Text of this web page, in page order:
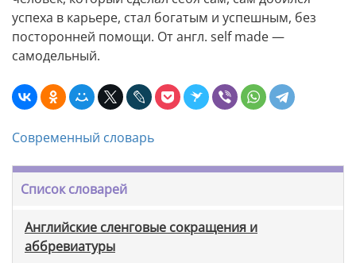
успеха в карьере, стал богатым и успешным, без
посторонней помощи. От англ. self made —
самодельный.
Современный словарь
Список словарей
Английские сленговые сокращения и
аббревиатуры